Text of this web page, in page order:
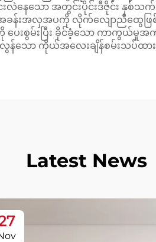
နေသော အတွင်းပိုင်းဒီဇိုင်း နှစ်သက်
အခန်းအလှအပကို လိုက်လျောညီထွေဖ
ေးစွမ်းပြီး ခိုင်ခံ့သော ကာကွယ်မှု
န်သော ကိုယ်အလေးချိန်စမ်းသပ်ထာ
Latest News